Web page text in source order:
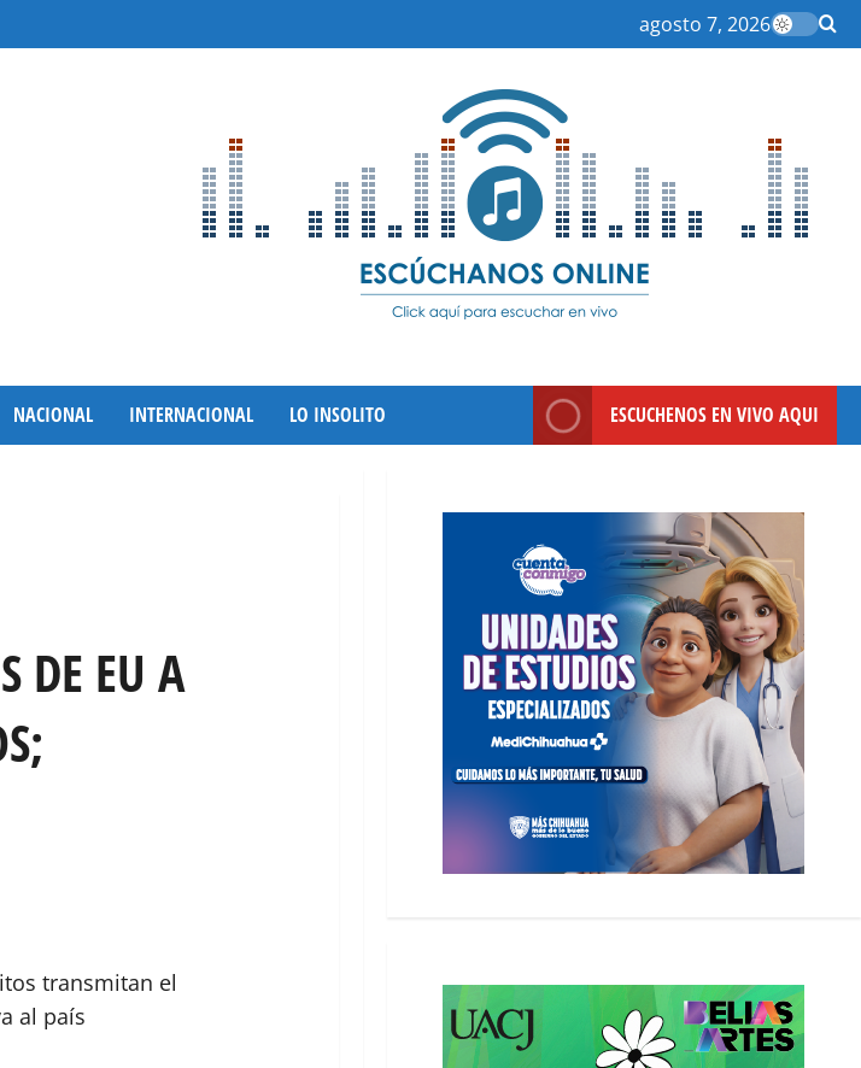
agosto 7, 2026
NACIONAL INTERNACIONAL LO INSOLITO ESCUCHENOS EN VIVO AQUI
DE EU A
transmitan el
al país